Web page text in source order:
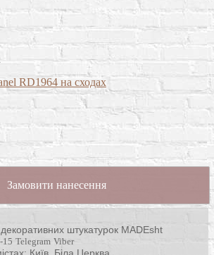
Замовити нанесення
15 Telegram Viber